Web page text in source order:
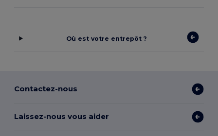
Où est votre entrepôt ?
Contactez-nous
Laissez-nous vous aider